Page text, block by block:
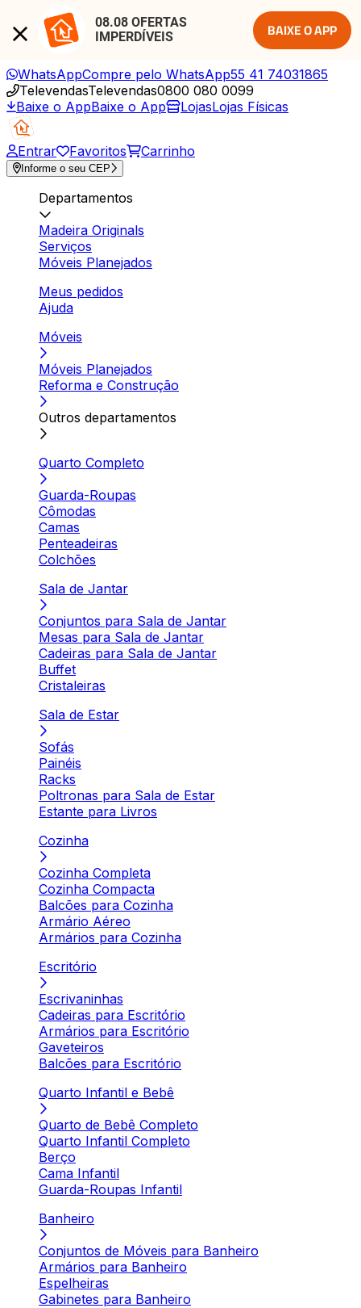
08.08 OFERTAS
IMPERDÍVEIS
BAIXE O APP
WhatsAppCompre pelo WhatsApp55 41 74031865
TelevendasTelevendas0800 080 0099
Baixe o AppBaixe o App LojasLojas Físicas
Entrar Favoritos Carrinho
Informe o seu CEP
Departamentos
Madeira Originals
Serviços
Móveis Planejados
Meus pedidos
Ajuda
Móveis
Móveis Planejados
Reforma e Construção
Outros departamentos
Quarto Completo
Guarda-Roupas
Cômodas
Camas
Penteadeiras
Colchões
Sala de Jantar
Conjuntos para Sala de Jantar
Mesas para Sala de Jantar
Cadeiras para Sala de Jantar
Buffet
Cristaleiras
Sala de Estar
Sofás
Painéis
Racks
Poltronas para Sala de Estar
Estante para Livros
Cozinha
Cozinha Completa
Cozinha Compacta
Balcões para Cozinha
Armário Aéreo
Armários para Cozinha
Escritório
Escrivaninhas
Cadeiras para Escritório
Armários para Escritório
Gaveteiros
Balcões para Escritório
Quarto Infantil e Bebê
Quarto de Bebê Completo
Quarto Infantil Completo
Berço
Cama Infantil
Guarda-Roupas Infantil
Banheiro
Conjuntos de Móveis para Banheiro
Armários para Banheiro
Espelheiras
Gabinetes para Banheiro